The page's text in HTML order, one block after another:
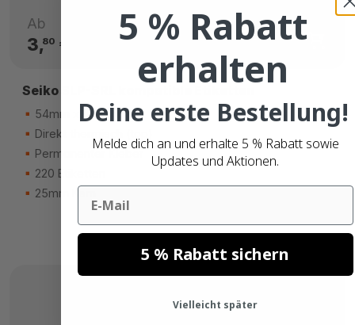
Ab
3,80€
Seiko SLP-SRL kompatible Etiketten
54mm x 101mm
Direkt thermisch (top)
Permanenter Kleber
220 Etiketten
25mm Kern
5 % Rabatt
erhalten
Deine erste Bestellung!
Melde dich an und erhalte 5 % Rabatt sowie
Updates und Aktionen.
Email
5 % Rabatt sichern
Vielleicht später